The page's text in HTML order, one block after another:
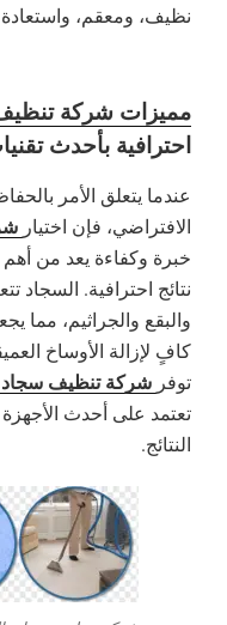
نظيف، ومعقم، واستعادة
مميزات شركة
احترافية بأحدث
عندما يتعلق الأمر
الافتراضي، فإن اختيار
خبرة وكفاءة يعد من
نتائج احترافية. السجاد
والبقع والجراثيم، مما
كافٍ لإزالة الأوساخ
توفر شركة تنظيف سجاد
تعتمد على أحدث
النتائج.